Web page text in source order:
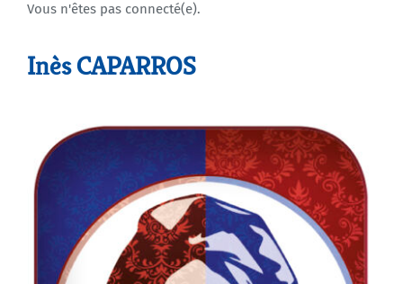
Agenda
Vous n'êtes pas connecté(e).
Inès CAPARROS